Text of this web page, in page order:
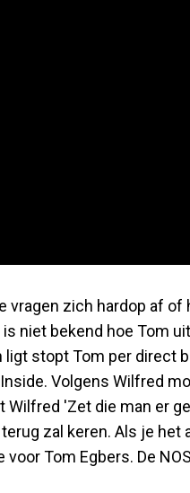
vragen zich hardop af of
niet bekend hoe Tom
stopt Tom per direct
Volgens Wilfred
Wilfred 'Zet die man er
zal keren. Als je het
Tom Egbers. De